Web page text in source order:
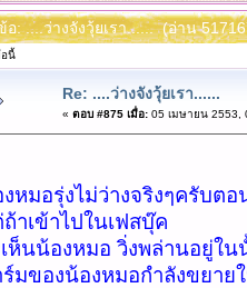
อ: ....ว่างจังวุ้ยเรา...... (อ่าน
นี้
Re: ....ว่างจังวุ้ยเรา......
« ตอบ #875 เมื่อ:05 เมษายน 2553,
หมอรุ่งไม่ว่างจริงๆครับตอ
าเข้าไปในเฟสบุ๊ค
ห็นน้องหมอ วิ่งพล่านอยู่ใ
มของน้องหมอกำลังขยาย